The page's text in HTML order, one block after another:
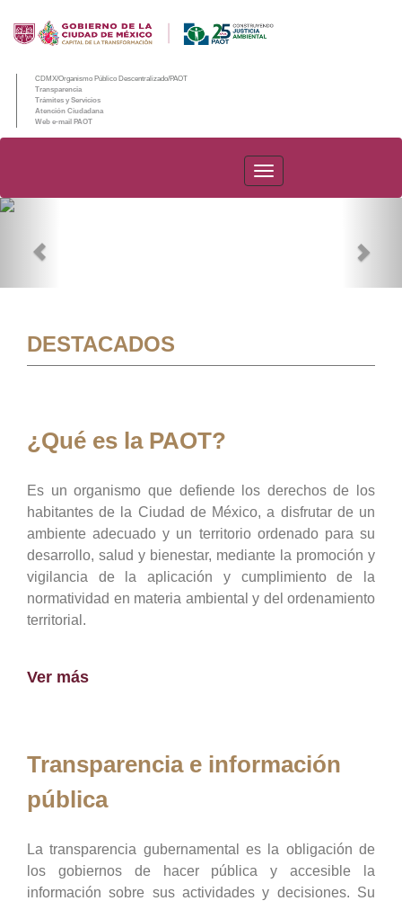
CDMX/Organismo Público Descentralizado/PAOT
Transparencia
Trámites y Servicios
Atención Ciudadana
Web e-mail PAOT
PAOT
DESTACADOS
¿Qué es la PAOT?
Es un organismo que defiende los derechos de los
habitantes de la Ciudad de México, a disfrutar de un
ambiente adecuado y un territorio ordenado para su
desarrollo, salud y bienestar, mediante la promoción y
vigilancia de la aplicación y cumplimiento de la
normatividad en materia ambiental y del ordenamiento
territorial.
Ver más
Transparencia e información
pública
La transparencia gubernamental es la obligación de
los gobiernos de hacer pública y accesible la
información sobre sus actividades y decisiones. Su